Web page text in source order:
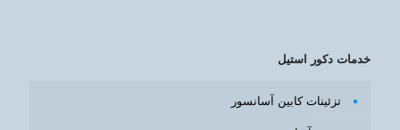
خدمات دکور استیل
تزئینات کابین آسانسور